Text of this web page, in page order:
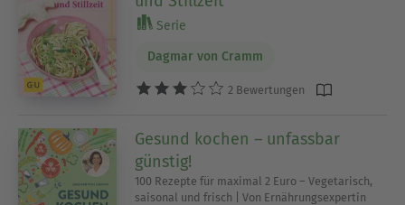
Serie
Dagmar von Cramm
2 Bewertungen
Gesund kochen – unfassbar
günstig!
100 Rezepte für maximal 2 Euro – Vegetarisch,
saisonal und frisch | Von Ernährungsexpertin